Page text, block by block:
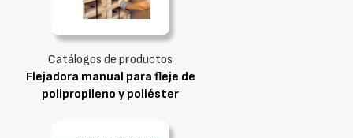
Catálogos de productos
Flejadora manual para fleje de
polipropileno y poliéster